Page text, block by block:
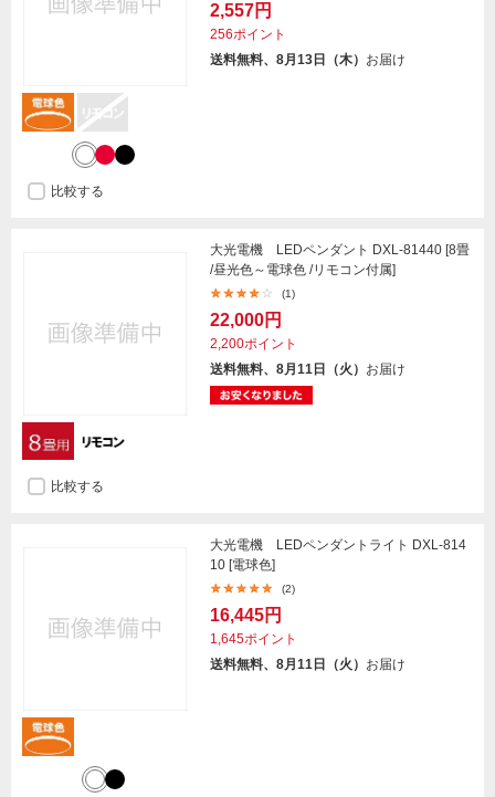
2,557円
256ポイント
送料無料、8月13日（木） お届け
比較する
大光電機 LEDペンダント DXL-81440 [8畳
/昼光色～電球色 /リモコン付属]
(1)
22,000円
2,200ポイント
送料無料、8月11日（火） お届け
比較する
大光電機 LEDペンダントライト DXL-814
10 [電球色]
(2)
16,445円
1,645ポイント
送料無料、8月11日（火） お届け